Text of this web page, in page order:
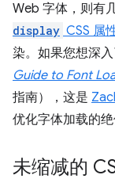
Web 字体，则有
display CSS 属
染。如果您想深
Guide to Font
指南），这是
优化字体加载的绝
未缩减的